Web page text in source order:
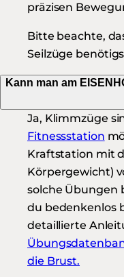
präzisen
Bitte beachte,
Seilzüge
Kann man am
Ja, Klimmzüge
Fitnessstation
Kraftstation mit
Körpergewicht)
solche Übungen
du bedenkenlos
detaillierte
die Brust.